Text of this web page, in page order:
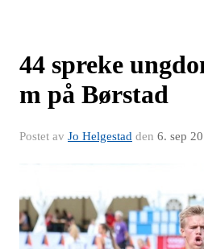
44 spreke
m på Børstad
Postet av Jo Helgestad den 6. sep